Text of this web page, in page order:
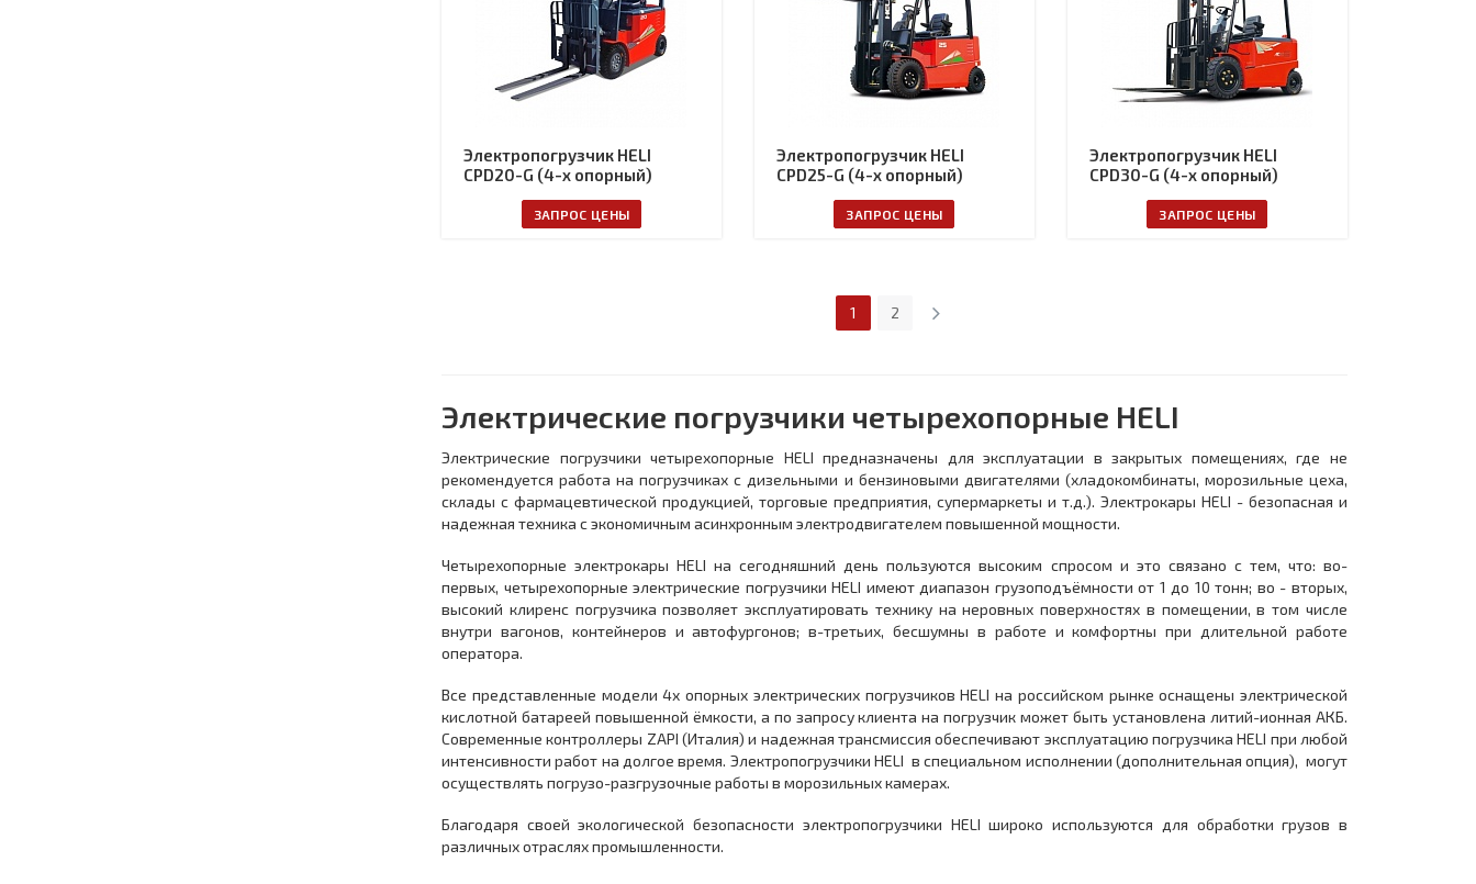
Электропогрузчик HELI
CPD20-G (4-х опорный)
ЗАПРОС ЦЕНЫ
Электропогрузчик HELI
CPD25-G (4-х опорный)
ЗАПРОС ЦЕНЫ
Электропогрузчик HELI
CPD30-G (4-х опорный)
ЗАПРОС ЦЕНЫ
1 2
Электрические погрузчики четырехопорные HELI
Электрические погрузчики четырехопорные HELI предназначены для эксплуатации в закрытых помещениях, где не
рекомендуется работа на погрузчиках с дизельными и бензиновыми двигателями (хладокомбинаты, морозильные цеха,
склады с фармацевтической продукцией, торговые предприятия, супермаркеты и т.д.). Электрокары HELI - безопасная и
надежная техника с экономичным асинхронным электродвигателем повышенной мощности.
Четырехопорные электрокары HELI на сегодняшний день пользуются высоким спросом и это связано с тем, что: во-
первых, четырехопорные электрические погрузчики HELI имеют диапазон грузоподъёмности от 1 до 10 тонн; во - вторых,
высокий клиренс погрузчика позволяет эксплуатировать технику на неровных поверхностях в помещении, в том числе
внутри вагонов, контейнеров и автофургонов; в-третьих, бесшумны в работе и комфортны при длительной работе
оператора.
Все представленные модели 4х опорных электрических погрузчиков HELI на российском рынке оснащены электрической
кислотной батареей повышенной ёмкости, а по запросу клиента на погрузчик может быть установлена литий-ионная АКБ.
Современные контроллеры ZAPI (Италия) и надежная трансмиссия обеспечивают эксплуатацию погрузчика HELI при любой
интенсивности работ на долгое время. Электропогрузчики HELI в специальном исполнении (дополнительная опция), могут
осуществлять погрузо-разгрузочные работы в морозильных камерах.
Благодаря своей экологической безопасности электропогрузчики HELI широко используются для обработки грузов в
различных отраслях промышленности.